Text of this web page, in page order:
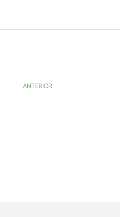
ANTERIOR